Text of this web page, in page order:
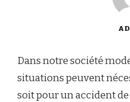
Dans notre société
situations peuvent
soit pour un accident